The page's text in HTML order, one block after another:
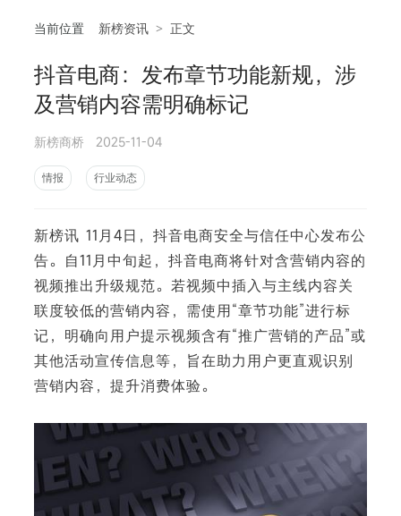
当前位置 新榜资讯 > 正文
抖音电商：发布章节功能新规，涉
及营销内容需明确标记
新榜商桥 2025-11-04
情报 行业动态
新榜讯 11月4日，抖音电商安全与信任中心发布公
告。自11月中旬起，抖音电商将针对含营销内容的
视频推出升级规范。若视频中插入与主线内容关
联度较低的营销内容，需使用“章节功能”进行标
记，明确向用户提示视频含有“推广营销的产品”或
其他活动宣传信息等，旨在助力用户更直观识别
营销内容，提升消费体验。